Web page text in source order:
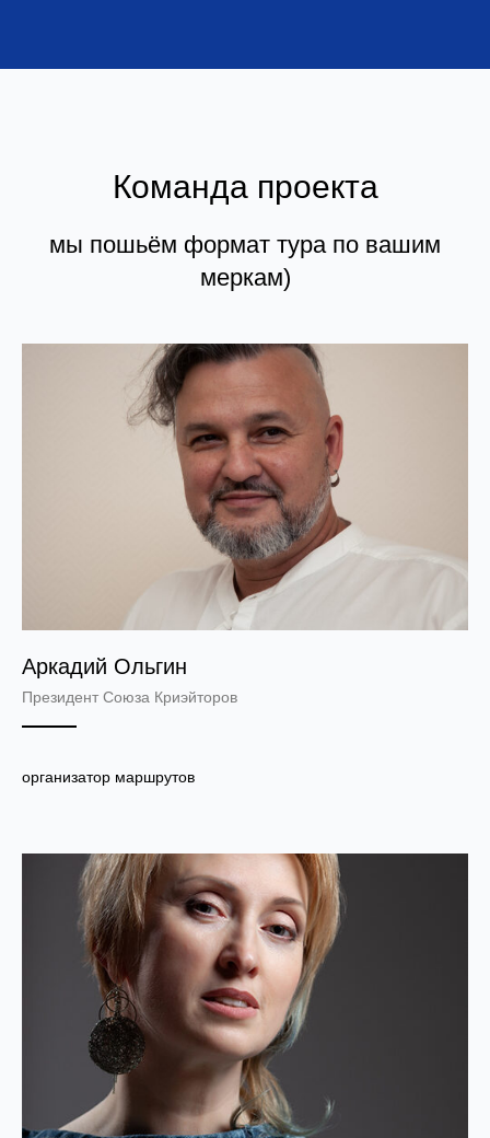
Команда проекта
мы пошьём формат тура по вашим
меркам)
Аркадий Ольгин
Президент Союза Криэйторов
организатор маршрутов